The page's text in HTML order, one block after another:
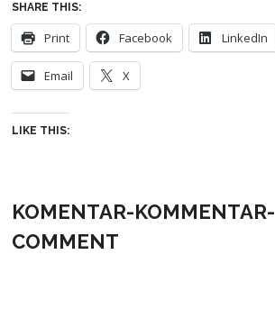
SHARE THIS:
Print Facebook LinkedIn
Email X
LIKE THIS:
KOMENTAR-KOMMENTAR-
COMMENT